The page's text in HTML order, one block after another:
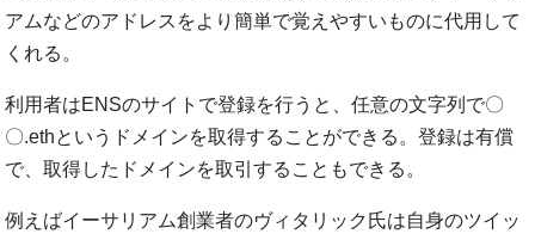
アムなどのアドレスをより簡単で覚えやすいものに代用して
くれる。
利用者はENSのサイトで登録を行うと、任意の文字列で〇
〇.ethというドメインを取得することができる。登録は有償
で、取得したドメインを取引することもできる。
例えばイーサリアム創業者のヴィタリック氏は自身のツイッ